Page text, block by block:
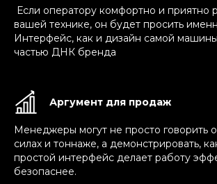
Если оператору комфортно и приятно
вашей технике, он будет просить
Интерфейс, как и дизайн самой
частью ДНК бренда
Аргумент для продаж
Менеджеры могут не просто говорить
силах и тоннаже, а демонстрировать,
простой интерфейс делает работу
безопаснее.
1. Предпроектное